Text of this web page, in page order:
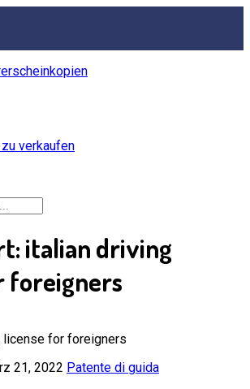
verkaufen
italian driving
foreigners
license for foreigners
21, 2022 Patente di guida